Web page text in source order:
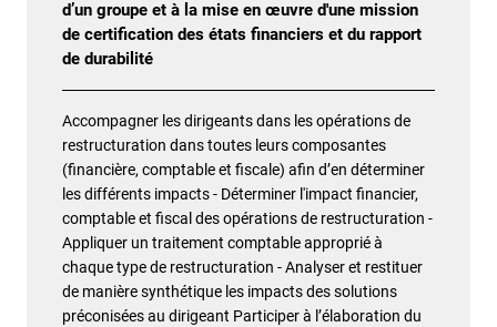
d’un groupe et à la mise en œuvre d'une mission
de certification des états financiers et du rapport
de durabilité
Accompagner les dirigeants dans les opérations de
restructuration dans toutes leurs composantes
(financière, comptable et fiscale) afin d’en déterminer
les différents impacts - Déterminer l'impact financier,
comptable et fiscal des opérations de restructuration -
Appliquer un traitement comptable approprié à
chaque type de restructuration - Analyser et restituer
de manière synthétique les impacts des solutions
préconisées au dirigeant Participer à l’élaboration du